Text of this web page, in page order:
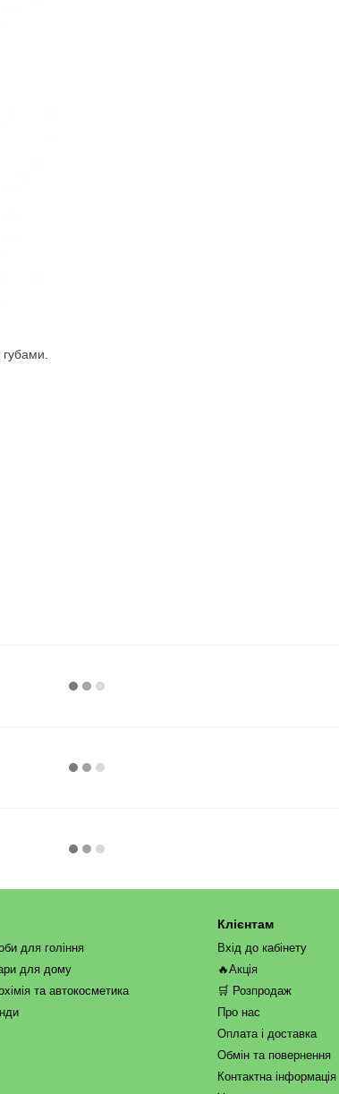
для гоління
для дому
та автокосметика
Клієнтам
Вхід до кабінету
🔥Акція
🛒 Розпродаж
Про нас
Оплата і доставка
Обмін та повернення
Контактна інформація